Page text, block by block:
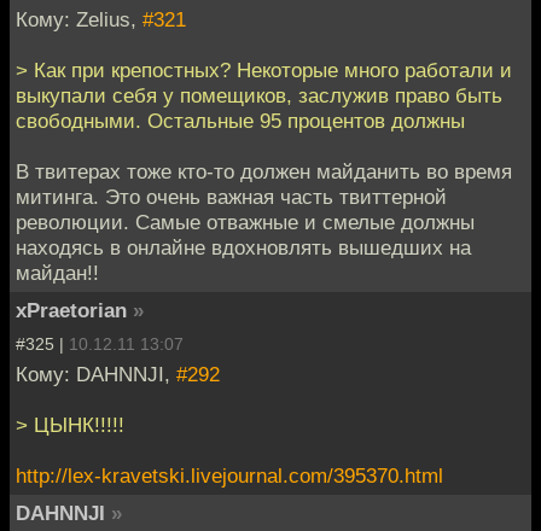
Кому: Zelius, #321
> Как при крепостных? Некоторые много работали и
выкупали себя у помещиков, заслужив право быть
свободными. Остальные 95 процентов должны
В твитерах тоже кто-то должен майданить во время
митинга. Это очень важная часть твиттерной
революции. Самые отважные и смелые должны
находясь в онлайне вдохновлять вышедших на
майдан!!
xPraetorian »
#325 | 10.12.11 13:07
Кому: DAHNNJI, #292
> ЦЫНК!!!!!
http://lex-kravetski.livejournal.com/395370.html
DAHNNJI »